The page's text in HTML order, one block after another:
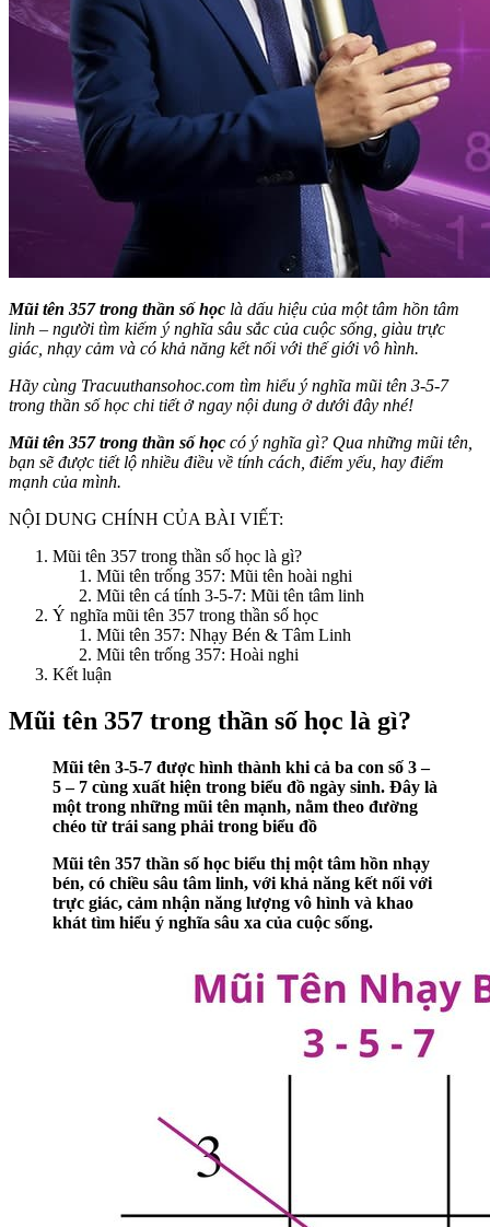
Mũi tên 357 trong thần số học là dấu hiệu của một tâm hồn tâm
linh – người tìm kiếm ý nghĩa sâu sắc của cuộc sống, giàu trực
giác, nhạy cảm và có khả năng kết nối với thế giới vô hình.
Hãy cùng Tracuuthansohoc.com tìm hiểu ý nghĩa mũi tên 3-5-7
trong thần số học chi tiết ở ngay nội dung ở dưới đây nhé!
Mũi tên 357 trong thần số học có ý nghĩa gì? Qua những mũi tên,
bạn sẽ được tiết lộ nhiều điều về tính cách, điểm yếu, hay điểm
mạnh của mình.
NỘI DUNG CHÍNH CỦA BÀI VIẾT:
Mũi tên 357 trong thần số học là gì?
Mũi tên trống 357: Mũi tên hoài nghi
Mũi tên cá tính 3-5-7: Mũi tên tâm linh
Ý nghĩa mũi tên 357 trong thần số học
Mũi tên 357: Nhạy Bén & Tâm Linh
Mũi tên trống 357: Hoài nghi
Kết luận
Mũi tên 357 trong thần số học là gì?
Mũi tên 3-5-7 được hình thành khi cả ba con số 3 –
5 – 7 cùng xuất hiện trong biểu đồ ngày sinh. Đây là
một trong những mũi tên mạnh, nằm theo đường
chéo từ trái sang phải trong biểu đồ
Mũi tên 357 thần số học biểu thị một tâm hồn nhạy
bén, có chiều sâu tâm linh, với khả năng kết nối với
trực giác, cảm nhận năng lượng vô hình và khao
khát tìm hiểu ý nghĩa sâu xa của cuộc sống.